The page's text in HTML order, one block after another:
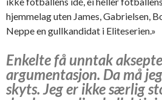
hjemmelag uten James, Gabrielsen,
Neppe en gullkandidat i Eliteserien.»
Enkelte få unntak
argumentasjon. Da må
skyts. Jeg er ikke særlig